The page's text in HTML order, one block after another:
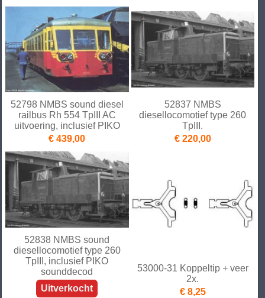
52798 NMBS sound diesel
railbus Rh 554 TpIII AC
uitvoering, inclusief PIKO
€ 439,00
52837 NMBS
diesellocomotief type 260
TpIII.
€ 220,00
52838 NMBS sound
diesellocomotief type 260
TpIII, inclusief PIKO
sounddecod
Uitverkocht
53000-31 Koppeltip + veer
2x.
€ 8,25